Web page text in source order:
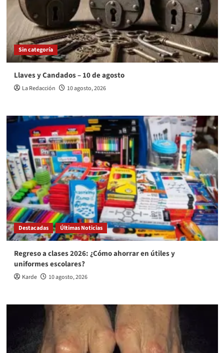
Sin categoría
Llaves y Candados – 10 de agosto
La Redacción 10 agosto, 2026
Destacadas Últimas Noticias
Regreso a clases 2026: ¿Cómo ahorrar en útiles y
uniformes escolares?
Karde 10 agosto, 2026